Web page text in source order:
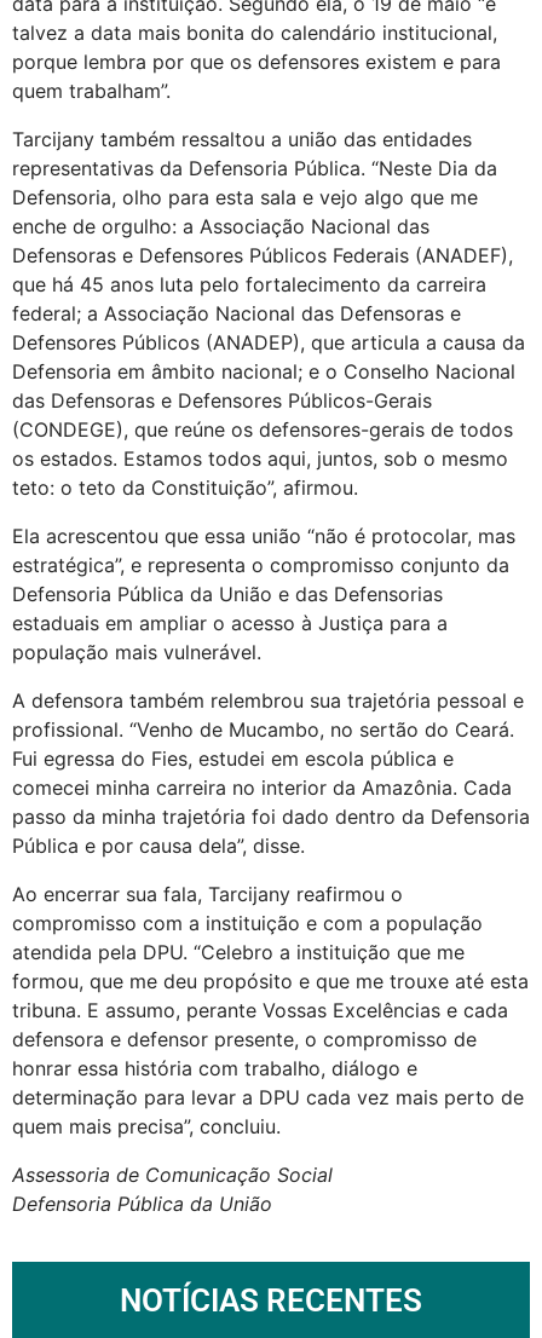
talvez a data mais bonita do calendário institucional,
porque lembra por que os defensores existem e para
quem trabalham”.
Tarcijany também ressaltou a união das entidades
representativas da Defensoria Pública. “Neste Dia da
Defensoria, olho para esta sala e vejo algo que me
enche de orgulho: a Associação Nacional das
Defensoras e Defensores Públicos Federais (ANADEF),
que há 45 anos luta pelo fortalecimento da carreira
federal; a Associação Nacional das Defensoras e
Defensores Públicos (ANADEP), que articula a causa da
Defensoria em âmbito nacional; e o Conselho Nacional
das Defensoras e Defensores Públicos-Gerais
(CONDEGE), que reúne os defensores-gerais de todos
os estados. Estamos todos aqui, juntos, sob o mesmo
teto: o teto da Constituição”, afirmou.
Ela acrescentou que essa união “não é protocolar, mas
estratégica”, e representa o compromisso conjunto da
Defensoria Pública da União e das Defensorias
estaduais em ampliar o acesso à Justiça para a
população mais vulnerável.
A defensora também relembrou sua trajetória pessoal e
profissional. “Venho de Mucambo, no sertão do Ceará.
Fui egressa do Fies, estudei em escola pública e
comecei minha carreira no interior da Amazônia. Cada
passo da minha trajetória foi dado dentro da Defensoria
Pública e por causa dela”, disse.
Ao encerrar sua fala, Tarcijany reafirmou o
compromisso com a instituição e com a população
atendida pela DPU. “Celebro a instituição que me
formou, que me deu propósito e que me trouxe até esta
tribuna. E assumo, perante Vossas Excelências e cada
defensora e defensor presente, o compromisso de
honrar essa história com trabalho, diálogo e
determinação para levar a DPU cada vez mais perto de
quem mais precisa”, concluiu.
Assessoria de Comunicação Social
Defensoria Pública da União
NOTÍCIAS RECENTES